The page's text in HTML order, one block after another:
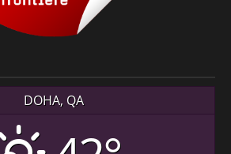
DOHA, QA